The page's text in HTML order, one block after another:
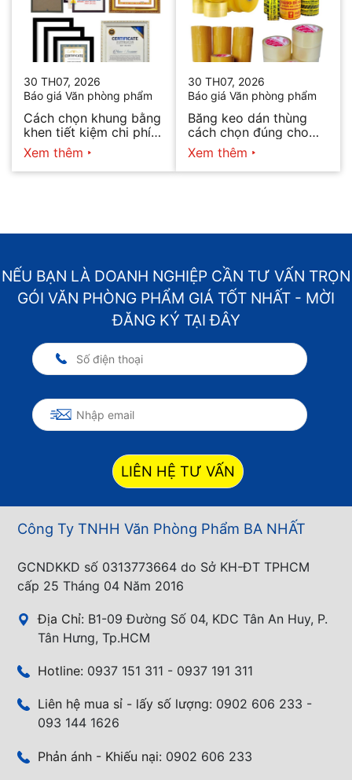
30 TH07, 2026
Báo giá Văn phòng phẩm
Cách chọn khung bằng
khen tiết kiệm chi phí
mà vẫn đẹp
Xem thêm
30 TH07, 2026
Báo giá Văn phòng phẩm
Băng keo dán thùng
cách chọn đúng cho
từng nhu cầu
Xem thêm
NẾU BẠN LÀ DOANH NGHIỆP CẦN TƯ VẤN TRỌN
GÓI VĂN PHÒNG PHẨM GIÁ TỐT NHẤT - MỜI
ĐĂNG KÝ TẠI ĐÂY
LIÊN HỆ TƯ VẤN
Công Ty TNHH Văn Phòng Phẩm BA NHẤT
GCNDKKD số 0313773664 do Sở KH-ĐT TPHCM
cấp 25 Tháng 04 Năm 2016
Địa Chỉ: B1-09 Đường Số 04, KDC Tân An Huy, P.
Tân Hưng, Tp.HCM
Hotline: 0937 151 311 - 0937 191 311
Liên hệ mua sỉ - lấy số lượng: 0902 606 233 -
093 144 1626
Phản ánh - Khiếu nại: 0902 606 233